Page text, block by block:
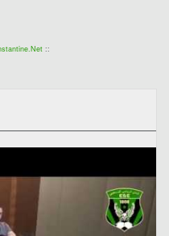
::